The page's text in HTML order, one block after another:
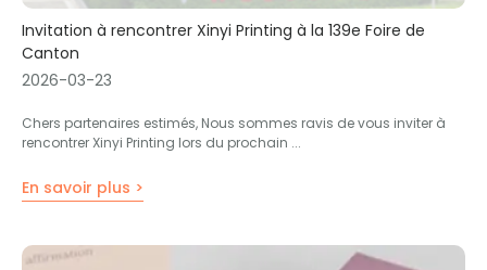
Invitation à rencontrer Xinyi Printing à la 139e Foire de
Canton
2026-03-23
Chers partenaires estimés, Nous sommes ravis de vous inviter à
rencontrer Xinyi Printing lors du prochain ...
En savoir plus >